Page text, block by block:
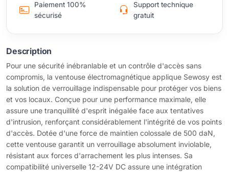
Paiement 100%
sécurisé
Support technique
gratuit
Description
Pour une sécurité inébranlable et un contrôle d'accès sans
compromis, la ventouse électromagnétique applique Sewosy est
la solution de verrouillage indispensable pour protéger vos biens
et vos locaux. Conçue pour une performance maximale, elle
assure une tranquillité d'esprit inégalée face aux tentatives
d'intrusion, renforçant considérablement l'intégrité de vos points
d'accès. Dotée d'une force de maintien colossale de 500 daN,
cette ventouse garantit un verrouillage absolument inviolable,
résistant aux forces d'arrachement les plus intenses. Sa
compatibilité universelle 12-24V DC assure une intégration